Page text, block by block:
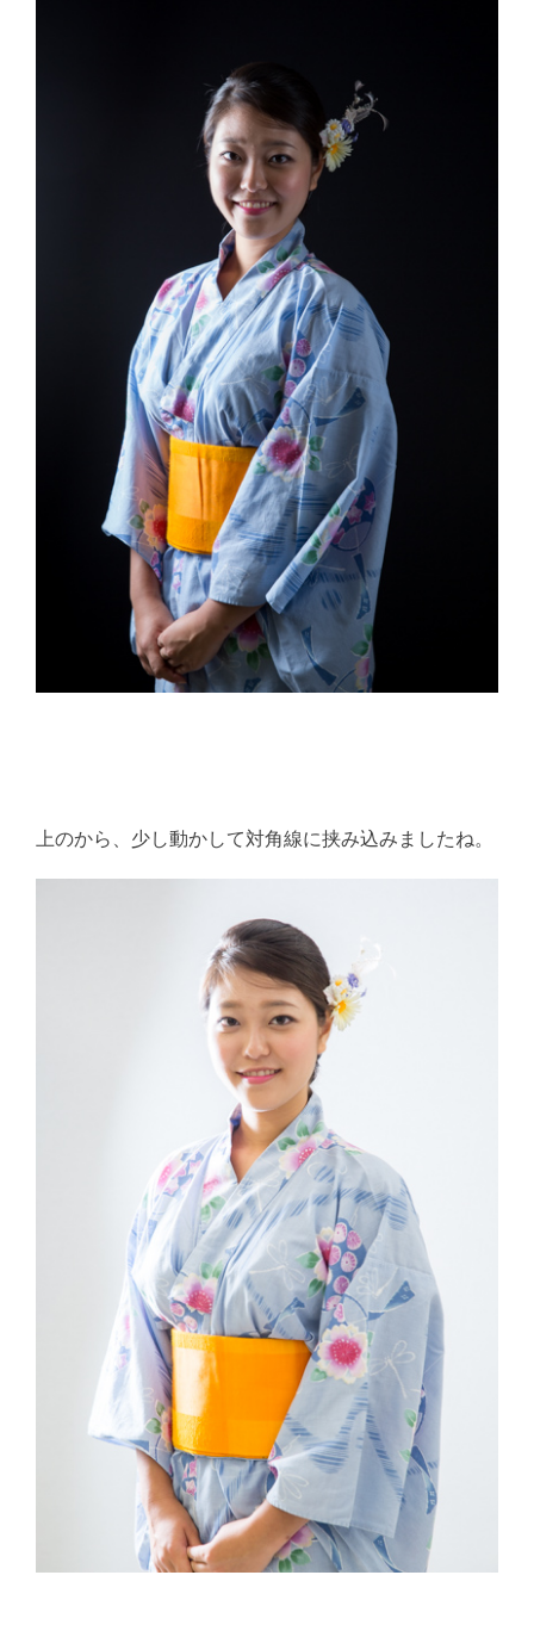
上のから、少し動かして対角線に挟み込みましたね。